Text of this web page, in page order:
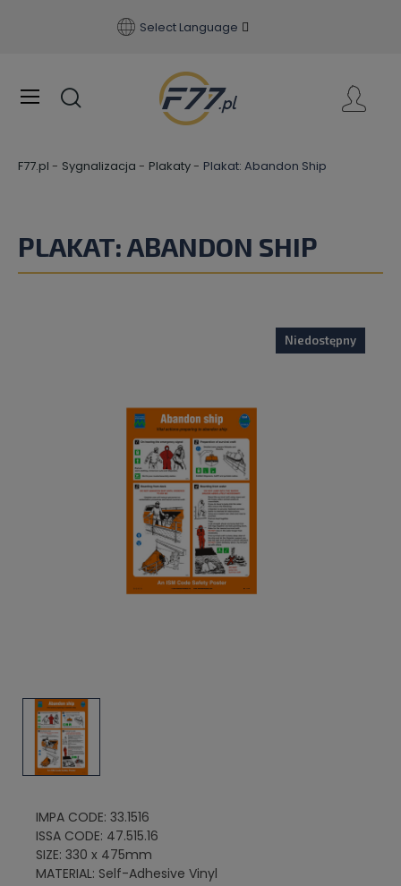
Select Language
F77.pl Sygnalizacja Plakaty Plakat: Abandon Ship
PLAKAT: ABANDON SHIP
Niedostępny
IMPA CODE: 33.1516
ISSA CODE: 47.515.16
SIZE: 330 x 475mm
MATERIAL: Self-Adhesive Vinyl